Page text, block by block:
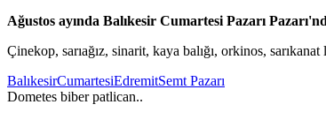
Ağustos ayında Balıkesir Cumartesi Pazarı
Çinekop, sarıağız, sinarit, kaya balığı, orkinos,
BalıkesirCumartesiEdremitSemt Pazarı
Dometes biber patlican..